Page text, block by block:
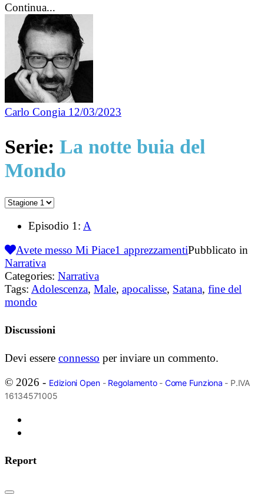
Continua...
Carlo Congia 12/03/2023
Serie: La notte buia del
Mondo
Episodio 1: A
Avete messo Mi Piace1 apprezzamentiPubblicato in
Narrativa
Categories: Narrativa
Tags: Adolescenza, Male, apocalisse, Satana, fine del
mondo
Discussioni
Devi essere connesso per inviare un commento.
© 2026 - Edizioni Open- Regolamento- Come Funziona - P.IVA
16134571005
Report